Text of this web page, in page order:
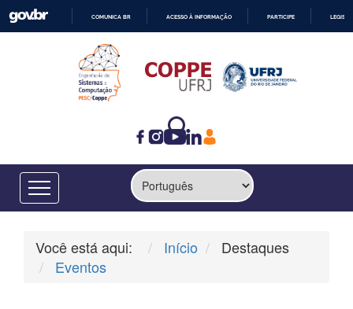
CONTEÚDO
COMUNICA BR ACESSO À INFORMAÇÃO PARTICIPE
Você está aqui: Início
Destaques
Eventos